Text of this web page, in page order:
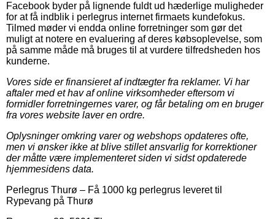
Facebook byder på lignende fuldt ud hæderlige muligheder
for at få indblik i perlegrus internet firmaets kundefokus.
Tilmed møder vi endda online forretninger som gør det
muligt at notere en evaluering af deres købsoplevelse, som
på samme måde må bruges til at vurdere tilfredsheden hos
kunderne.
Vores side er finansieret af indtægter fra reklamer. Vi har
aftaler med et hav af online virksomheder eftersom vi
formidler forretningernes varer, og får betaling om en bruger
fra vores website laver en ordre.
Oplysninger omkring varer og webshops opdateres ofte,
men vi ønsker ikke at blive stillet ansvarlig for korrektioner
der måtte være implementeret siden vi sidst opdaterede
hjemmesidens data.
Perlegrus Thurø – Få 1000 kg perlegrus leveret til
Rypevang på Thurø